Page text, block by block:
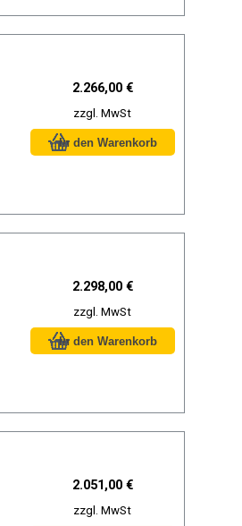
2.266,00 €
zzgl. MwSt
2.298,00 €
zzgl. MwSt
2.051,00 €
zzgl. MwSt